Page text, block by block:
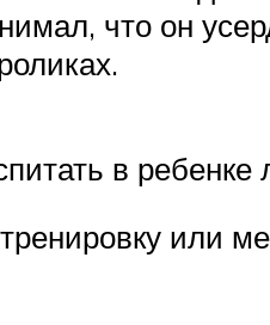
что он
в ребенке
или